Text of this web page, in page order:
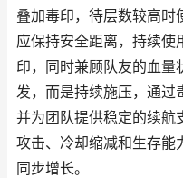
叠加毒印，待层数较高时
应保持安全距离，持续使
印，同时兼顾队友的血量
发，而是持续施压，通过
并为团队提供稳定的续航
攻击、冷却缩减和生存能
同步增长。